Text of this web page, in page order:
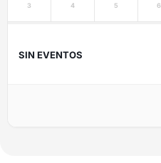
3 4 5 6
SIN EVENTOS